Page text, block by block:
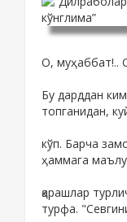
О, муҳаббат!..
Бу дарддан
топганидан,
кўп. Барча
ҳаммага
қарашлар
турфа.